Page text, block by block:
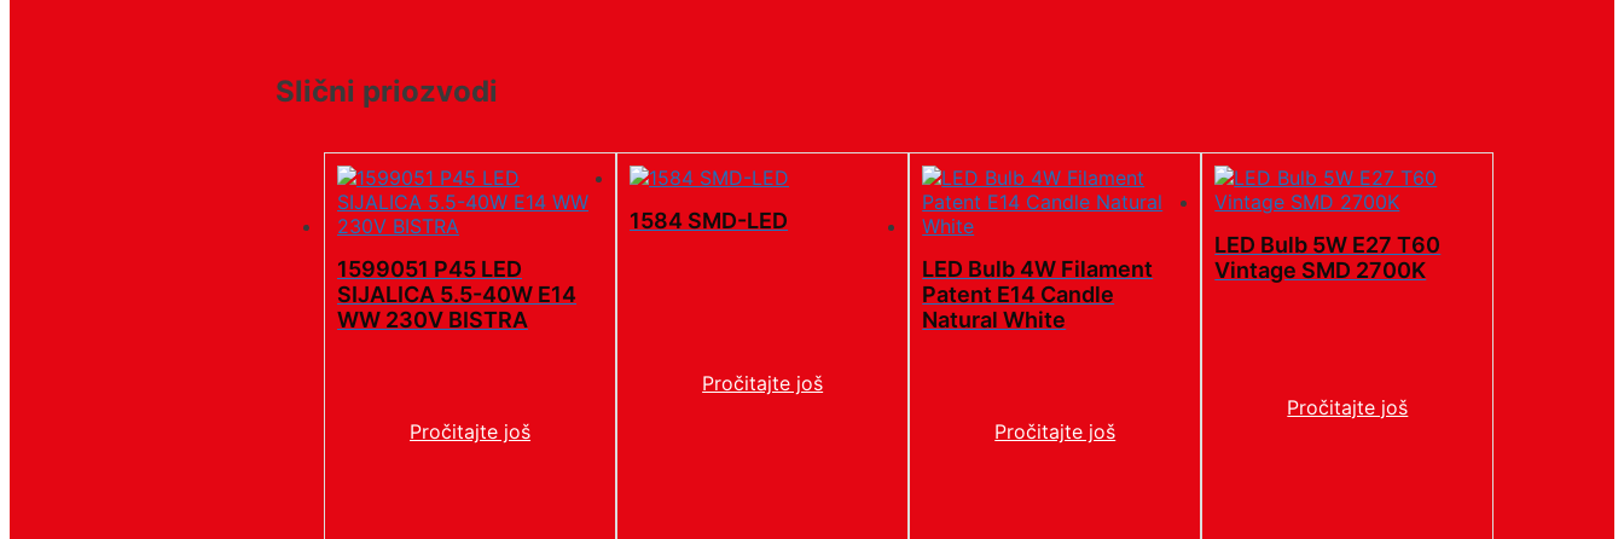
Slični priozvodi
1599051 P45 LED
SIJALICA 5.5-40W E14
WW 230V BISTRA
Pročitajte još
1584 SMD-LED
Pročitajte još
LED Bulb 4W Filament
Patent E14 Candle
Natural White
Pročitajte još
LED Bulb 5W E27 T60
Vintage SMD 2700K
Pročitajte još